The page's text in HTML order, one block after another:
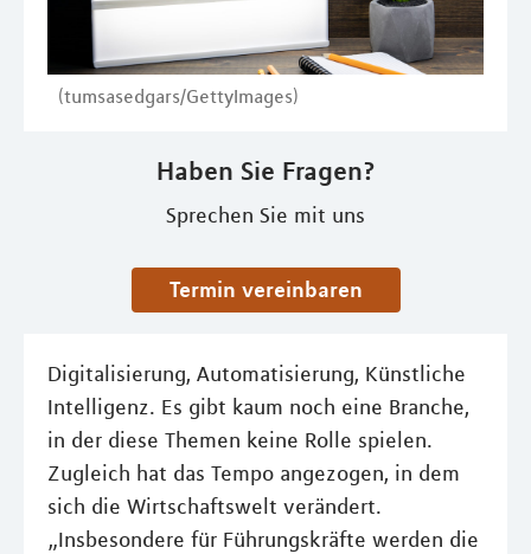
(tumsasedgars/GettyImages)
Haben Sie Fragen?
Sprechen Sie mit uns
Termin vereinbaren
Digitalisierung, Automatisierung, Künstliche
Intelligenz. Es gibt kaum noch eine Branche,
in der diese Themen keine Rolle spielen.
Zugleich hat das Tempo angezogen, in dem
sich die Wirtschaftswelt verändert.
„Insbesondere für Führungskräfte werden die